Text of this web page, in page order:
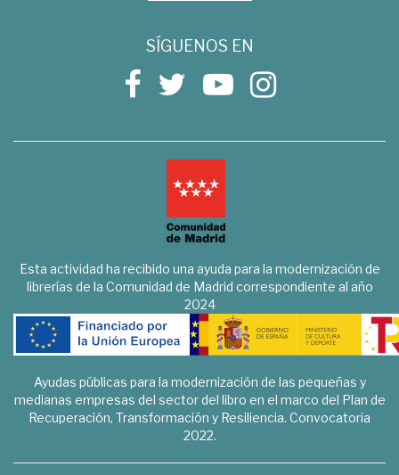
SÍGUENOS EN
Esta actividad ha recibido una ayuda para la modernización de
librerías de la Comunidad de Madrid correspondiente al año
2024
Ayudas públicas para la modernización de las pequeñas y
medianas empresas del sector del libro en el marco del Plan de
Recuperación, Transformación y Resiliencia. Convocatoria
2022.